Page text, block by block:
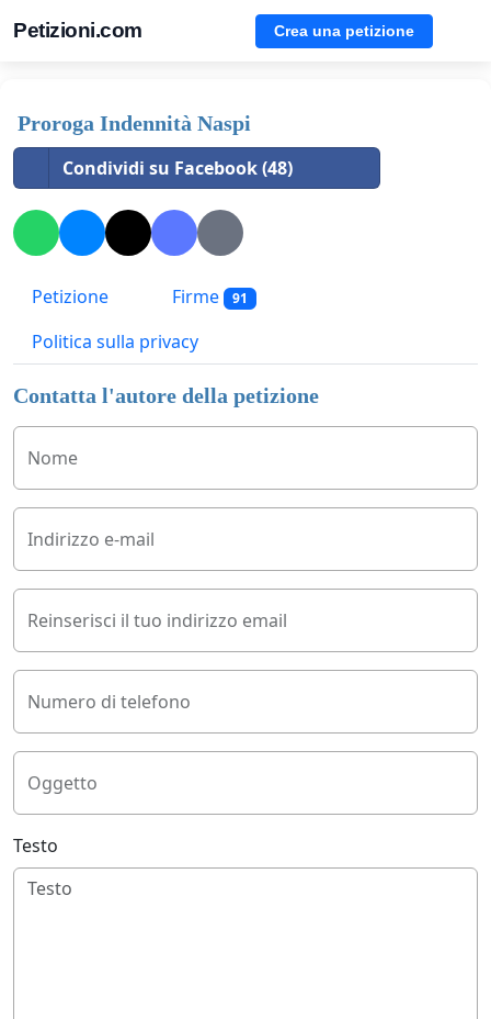
Petizioni.com Crea una petizione
Proroga Indennità Naspi
Condividi su Facebook (48)
Petizione Firme 91
Politica sulla privacy
Contatta l'autore della petizione
Nome
Indirizzo e-mail
Reinserisci il tuo indirizzo email
Numero di telefono
Oggetto
Testo